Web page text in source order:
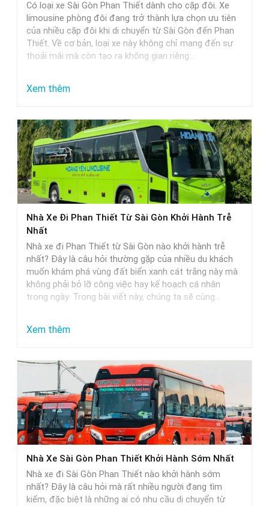
Có loại xe Sài Gòn Phan Thiết dành cho cặp đôi. Xe
limousine phòng đôi đang trở thành lựa chọn ưu tiên
của nhiều cặp đôi khi di chuyển từ Sài Gòn đến Phan
Thiết. Về cơ bản, loại xe này không chỉ mang đến sự
thoải mái mà còn tạo ra không gian riêng…
Xem thêm:
Limousine
Phòng
Đôi
Sài
Gòn
Phan
Thiết
Lựa
Chọn
Hoàn
Đôi
Nhà Xe Đi Phan Thiết Từ Sài Gòn Khởi Hành Trễ
Nhất
Nhà xe đi Phan Thiết từ Sài Gòn nào khởi hành trễ
nhất? Đây là câu hỏi thường gặp của nhiều du khách
muốn khám phá vùng đất biển xanh cát trắng này mà
không phải bỏ lỡ công việc hay kế hoạch cá nhân
trong ngày. Trong bài viết này, chúng ta sẽ cùng…
Xem thêm:
Xe
Đi
Phan
Thiết
Từ
Sài
Gòn
Khởi
Hành
Nhà Xe Sài Gòn Phan Thiết Khởi Hành Sớm Nhất
Nhà xe đi Sài Gòn Phan Thiết nào khởi hành sớm
nhất? Đây là câu hỏi mà rất nhiều người đang tìm
kiếm, đặc biệt là những ai có nhu cầu di chuyển từ